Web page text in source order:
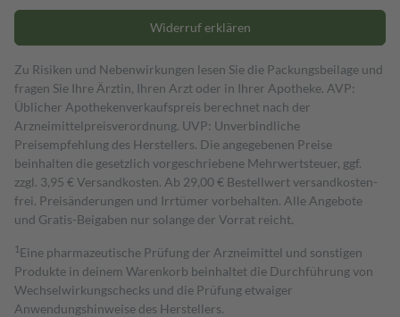
Widerruf erklären
Zu Risiken und Nebenwirkungen lesen Sie die Packungsbeilage und
fragen Sie Ihre Ärztin, Ihren Arzt oder in Ihrer Apotheke. AVP:
Üblicher Apothekenverkaufspreis berechnet nach der
Arzneimittelpreisverordnung. UVP: Unverbindliche
Preisempfehlung des Herstellers. Die angegebenen Preise
beinhalten die gesetzlich vorgeschriebene Mehrwertsteuer, ggf.
zzgl. 3,95 € Versandkosten. Ab 29,00 € Bestell­wert versand­kosten­
frei. Preisänderungen und Irrtümer vorbehalten. Alle Angebote
und Gratis-Beigaben nur solange der Vorrat reicht.
1 Eine pharmazeutische Prüfung der Arzneimittel und sonstigen
Produkte in deinem Warenkorb beinhaltet die Durchführung von
Wechselwirkungschecks und die Prüfung etwaiger
Anwendungshinweise des Herstellers.